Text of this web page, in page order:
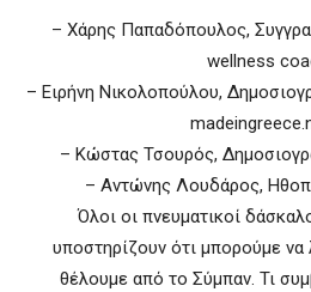
– Χάρης Παπαδόπουλος,
wellness
– Ειρήνη Νικολοπούλου,
– Κώστας Τσουρός,
– Αντώνης Λουδάρος,
Όλοι οι πνευματικοί
υποστηρίζουν ότι μπορούμε
θέλουμε από το Σύμπαν. Τι